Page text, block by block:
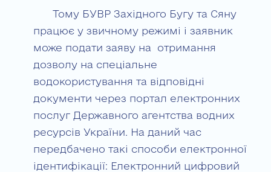
Тому БУВР Західного Бугу та Сяну
працює у звичному режимі і заявник
може подати заяву на отримання
дозволу на спеціальне
водокористування та відповідні
документи через портал електронних
послуг Державного агентства водних
ресурсів України. На даний час
передбачено такі способи електронної
ідентифікації: Електронний цифровий